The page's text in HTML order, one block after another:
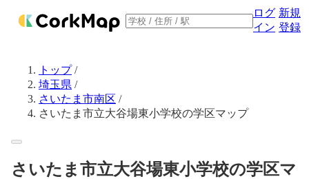
ログ
イン
新規
登録
トップ/
埼玉県 /
さいたま市南区 /
さいたま市立大谷場東小学校の学区マップ
さいたま市立大谷場東小学校の学区マ